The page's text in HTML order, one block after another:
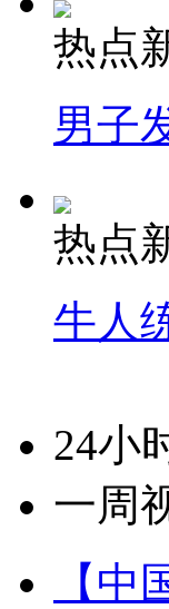
热点
男子
热点
牛人
24小
一周
【